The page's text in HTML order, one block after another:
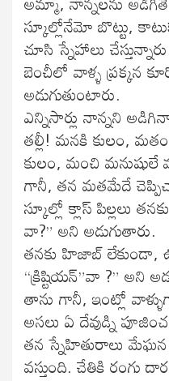
స్కూల్లోనేమో బొట్టు,
చూసి స్నేహాలు
బెంచీలో వాళ్ళ ప్రక్కన
అడుగుతుంటారు.
ఎన్నిసార్లు నాన్నని
తల్లీ! మనకి కులం,
కులం, మంచి మనుషులే
గానీ, తన మతమేదే
స్కూల్లో క్లాస్ పిల్లలు
వా?” అని అడుగుతారు.
తనకు హిజాబ్ లేకుండా,
“క్రిష్టియన్”వా ?” అని
తాను గానీ, ఇంట్లో
అసలు ఏ దేవుడ్ని
తన స్నేహితురాలు మేఘన
వస్తుంది. చేతికి రంగు